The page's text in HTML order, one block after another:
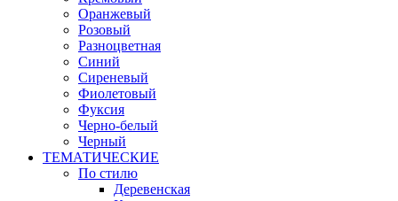
Оранжевый
Розовый
Разноцветная
Синий
Сиреневый
Фиолетовый
Фуксия
Черно-белый
Черный
ТЕМАТИЧЕСКИЕ
По стилю
Деревенская